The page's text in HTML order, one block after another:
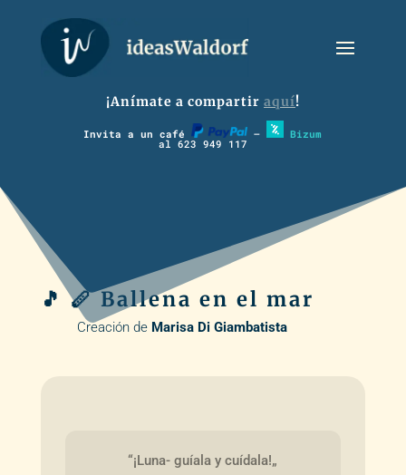
¡Anímate a compartir aquí!
Invita a un café – Bizum
al 623 949 117
🎵 🪈 Ballena en el mar
Creación de Marisa Di Giambatista
“¡Luna- guíala y cuídala!„